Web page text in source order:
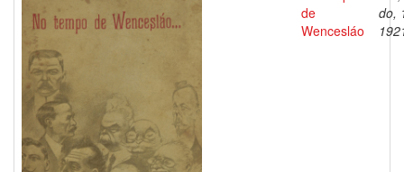
de
Wencesláo
do,